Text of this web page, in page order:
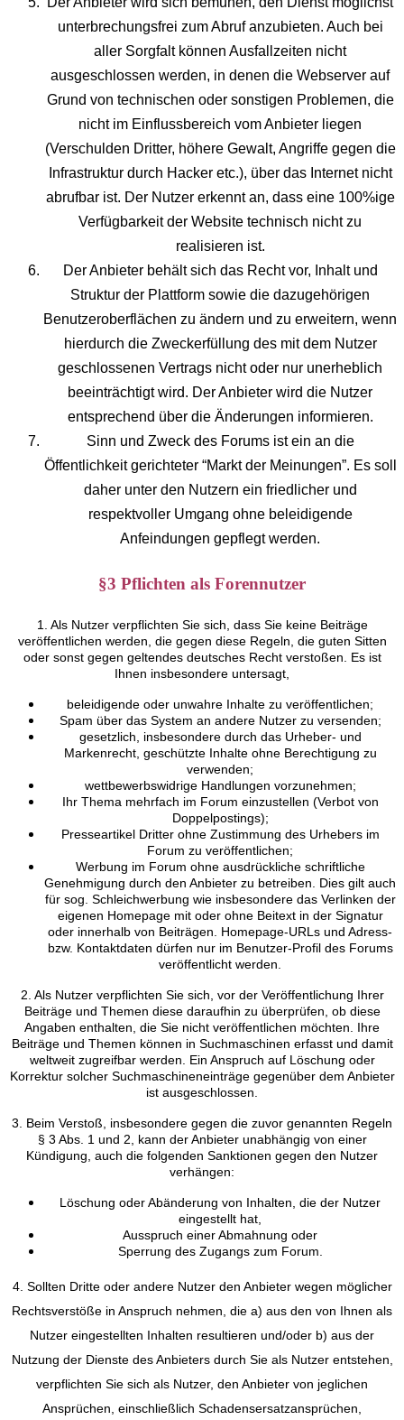
unterbrechungsfrei zum Abruf anzubieten. Auch bei
aller Sorgfalt können Ausfallzeiten nicht
ausgeschlossen werden, in denen die Webserver auf
Grund von technischen oder sonstigen Problemen, die
nicht im Einflussbereich vom Anbieter liegen
(Verschulden Dritter, höhere Gewalt, Angriffe gegen die
Infrastruktur durch Hacker etc.), über das Internet nicht
abrufbar ist. Der Nutzer erkennt an, dass eine 100%ige
Verfügbarkeit der Website technisch nicht zu
realisieren ist.
Der Anbieter behält sich das Recht vor, Inhalt und
Struktur der Plattform sowie die dazugehörigen
Benutzeroberflächen zu ändern und zu erweitern, wenn
hierdurch die Zweckerfüllung des mit dem Nutzer
geschlossenen Vertrags nicht oder nur unerheblich
beeinträchtigt wird. Der Anbieter wird die Nutzer
entsprechend über die Änderungen informieren.
Sinn und Zweck des Forums ist ein an die
Öffentlichkeit gerichteter “Markt der Meinungen”. Es soll
daher unter den Nutzern ein friedlicher und
respektvoller Umgang ohne beleidigende
Anfeindungen gepflegt werden.
§3 Pflichten als Forennutzer
1. Als Nutzer verpflichten Sie sich, dass Sie keine Beiträge
veröffentlichen werden, die gegen diese Regeln, die guten Sitten
oder sonst gegen geltendes deutsches Recht verstoßen. Es ist
Ihnen insbesondere untersagt,
beleidigende oder unwahre Inhalte zu veröffentlichen;
Spam über das System an andere Nutzer zu versenden;
gesetzlich, insbesondere durch das Urheber- und
Markenrecht, geschützte Inhalte ohne Berechtigung zu
verwenden;
wettbewerbswidrige Handlungen vorzunehmen;
Ihr Thema mehrfach im Forum einzustellen (Verbot von
Doppelpostings);
Presseartikel Dritter ohne Zustimmung des Urhebers im
Forum zu veröffentlichen;
Werbung im Forum ohne ausdrückliche schriftliche
Genehmigung durch den Anbieter zu betreiben. Dies gilt auch
für sog. Schleichwerbung wie insbesondere das Verlinken der
eigenen Homepage mit oder ohne Beitext in der Signatur
oder innerhalb von Beiträgen. Homepage-URLs und Adress-
bzw. Kontaktdaten dürfen nur im Benutzer-Profil des Forums
veröffentlicht werden.
2. Als Nutzer verpflichten Sie sich, vor der Veröffentlichung Ihrer
Beiträge und Themen diese daraufhin zu überprüfen, ob diese
Angaben enthalten, die Sie nicht veröffentlichen möchten. Ihre
Beiträge und Themen können in Suchmaschinen erfasst und damit
weltweit zugreifbar werden. Ein Anspruch auf Löschung oder
Korrektur solcher Suchmaschineneinträge gegenüber dem Anbieter
ist ausgeschlossen.
3. Beim Verstoß, insbesondere gegen die zuvor genannten Regeln
§ 3 Abs. 1 und 2, kann der Anbieter unabhängig von einer
Kündigung, auch die folgenden Sanktionen gegen den Nutzer
verhängen:
Löschung oder Abänderung von Inhalten, die der Nutzer
eingestellt hat,
Ausspruch einer Abmahnung oder
Sperrung des Zugangs zum Forum.
4. Sollten Dritte oder andere Nutzer den Anbieter wegen möglicher
Rechtsverstöße in Anspruch nehmen, die a) aus den von Ihnen als
Nutzer eingestellten Inhalten resultieren und/oder b) aus der
Nutzung der Dienste des Anbieters durch Sie als Nutzer entstehen,
verpflichten Sie sich als Nutzer, den Anbieter von jeglichen
Ansprüchen, einschließlich Schadensersatzansprüchen,